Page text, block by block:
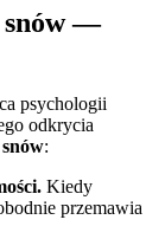
snów —
psychologii
odkrycia
:
Kiedy
przemawia